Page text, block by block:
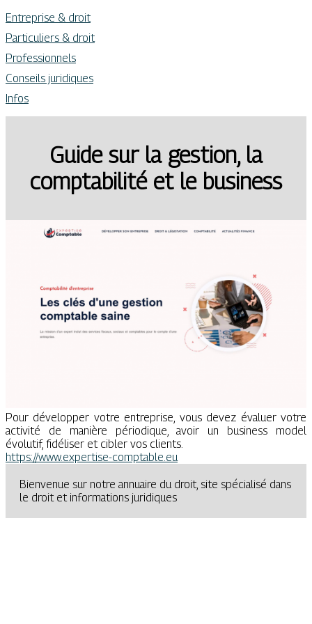
Entreprise & droit
Particuliers & droit
Professionnels
Conseils juridiques
Infos
Guide sur la gestion, la
comptabilité et le business
Pour développer votre entreprise, vous devez évaluer votre
activité de manière périodique, avoir un business model
évolutif, fidéliser et cibler vos clients.
https://www.expertise-comptable.eu
Bienvenue sur notre annuaire du droit, site spécialisé dans
le droit et informations juridiques